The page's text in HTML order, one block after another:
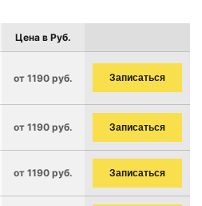
Цена в Руб.
от 1190 руб. Записаться
от 1190 руб. Записаться
от 1190 руб. Записаться